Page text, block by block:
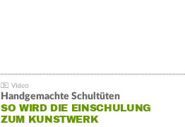
Handgemachte Schultüten
SO WIRD DIE EINSCHULUNG
ZUM KUNSTWERK